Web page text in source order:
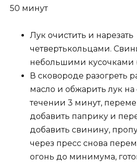
50 минут
Лук очистить и нарезать
четвертькольцами.
небольшими кусочками
В сковороде разогреть
масло и обжарить лук
течении 3 минут,
добавить паприку и
добавить свинину,
через пресс снова
огонь до минимума,